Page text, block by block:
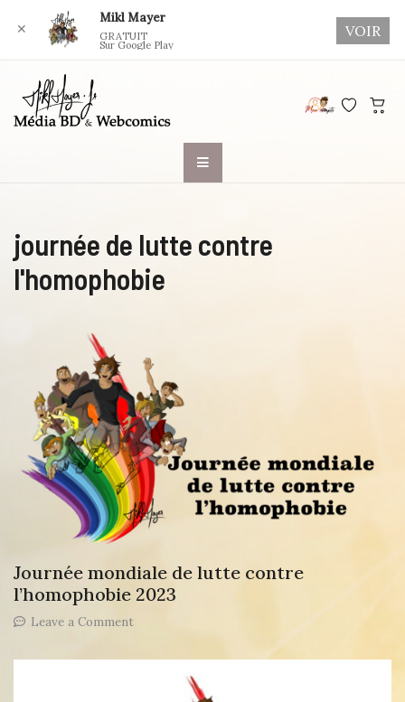
journée de lutte contre
l'homophobie
Journée mondiale de lutte contre
l’homophobie 2023
Leave a Commenton
mondiale
✕
Mikl Mayer
GRATUIT
Sur Google Play
VOIR